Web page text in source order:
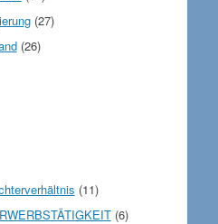
(27)
(26)
(11)
(6)